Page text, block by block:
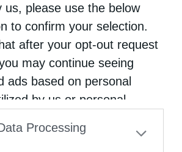
us, please use the below
to confirm your selection.
after your opt-out request
may continue seeing
ads based on personal
by us or personal
You may separately opt-out
Processing